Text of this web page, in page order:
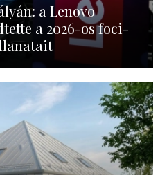
a Lenovo
a 2026-os foci-